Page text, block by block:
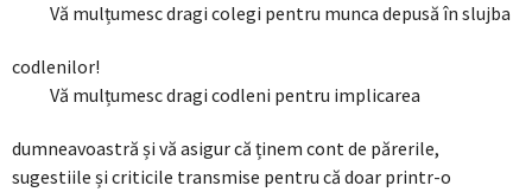
Vă mulțumesc dragi colegi pentru munca depusă în slujba
codlenilor!
Vă mulțumesc dragi codleni pentru implicarea
dumneavoastră și vă asigur că ținem cont de părerile,
sugestiile și criticile transmise pentru că doar printr-o